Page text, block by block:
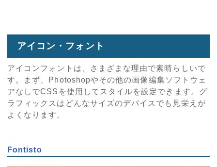
アイコン・フォント
アイコンフォントは、さまざまな理由で素晴らしいで
す。まず、Photoshopやその他の画像編集ソフトウェ
アなしでCSSを使用してスタイルを設定できます。グ
ラフィックスはどんなサイズのデバイスでも見栄えが
よくなります。
Fontisto